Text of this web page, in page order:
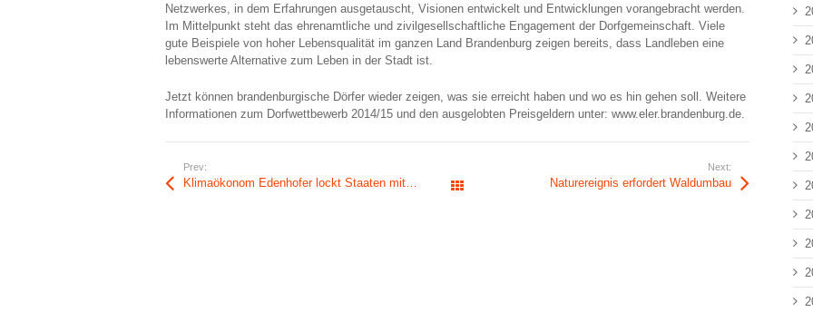
Netzwerkes, in dem Erfahrungen ausgetauscht, Visionen entwickelt und Entwicklungen vorangebracht werden.
Im Mittelpunkt steht das ehrenamtliche und zivilgesellschaftliche Engagement der Dorfgemeinschaft. Viele
gute Beispiele von hoher Lebensqualität im ganzen Land Brandenburg zeigen bereits, dass Landleben eine
lebenswerte Alternative zum Leben in der Stadt ist.
Jetzt können brandenburgische Dörfer wieder zeigen, was sie erreicht haben und wo es hin gehen soll. Weitere
Informationen zum Dorfwettbewerb 2014/15 und den ausgelobten Preisgeldern unter: www.eler.brandenburg.de.
Prev:
Klimaökonom Edenhofer lockt Staaten mit Zusatzeinnahmen
Next:
Naturereignis erfordert Waldumbau